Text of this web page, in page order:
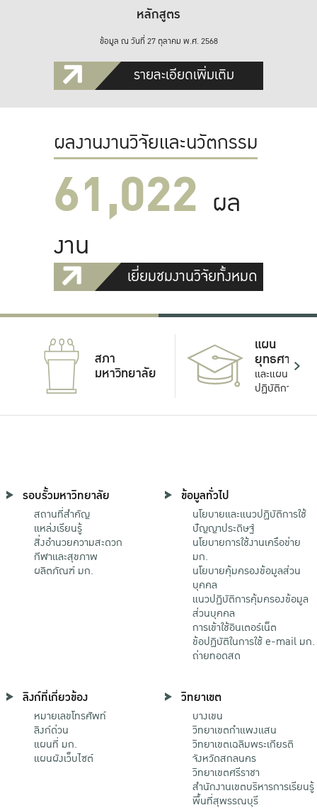
หลักสูตร
ข้อมูล ณ วันที่ 27 ตุลาคม พ.ศ. 2568
รายละเอียดเพิ่มเติม
ผลงานงานวิจัยและนวัตกรรม
61,022 ผล
งาน
เยี่ยมชมงานวิจัยทั้งหมด
สภา
มหาวิทยาลัย
แผน
ยุทธศาสตร์
และแผน
ปฏิบัติการ
รอบรั้วมหาวิทยาลัย
สถานที่สำคัญ
แหล่งเรียนรู้
สิ่งอำนวยความสะดวก
กีฬาและสุขภาพ
ผลิตภัณฑ์ มก.
ข้อมูลทั่วไป
นโยบายและแนวปฏิบัติการใช้
ปัญญาประดิษฐ์
นโยบายการใช้งานเครือข่าย
มก.
นโยบายคุ้มครองข้อมูลส่วน
บุคคล
แนวปฏิบัติการคุ้มครองข้อมูล
ส่วนบุคคล
การเข้าใช้อินเตอร์เน็ต
ข้อปฏิบัติในการใช้ e-mail มก.
ถ่ายทอดสด
ลิงก์ที่เกี่ยวข้อง
หมายเลขโทรศัพท์
ลิงก์ด่วน
แผนที่ มก.
แผนผังเว็บไซต์
วิทยาเขต
บางเขน
วิทยาเขตกําแพงแสน
วิทยาเขตเฉลิมพระเกียรติ
จังหวัดสกลนคร
วิทยาเขตศรีราชา
สำนักงานเขตบริหารการเรียนรู้
พื้นที่สุพรรณบุรี